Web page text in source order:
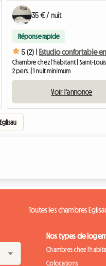
35 € / nuit
Réponse rapide
5 (2) |
2 pers. | 1 nuit minimum
Voir l'annonce
Eglisau
Toutes les chambres
Nos types de
Chambres chez
Colocations